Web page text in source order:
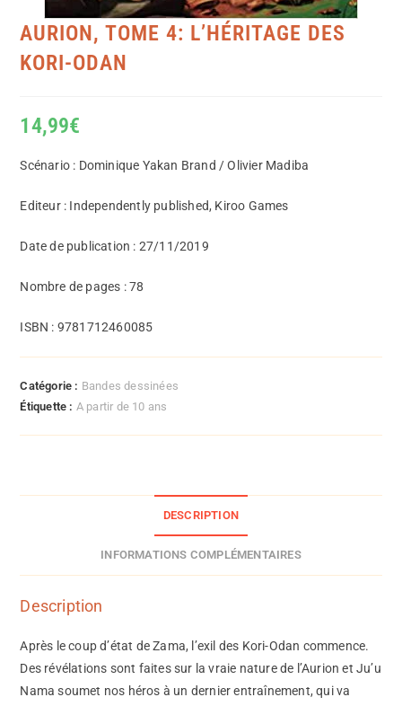
AURION, TOME 4: L’HÉRITAGE DES
KORI-ODAN
14,99€
Scénario : Dominique Yakan Brand / Olivier Madiba
Editeur : Independently published, Kiroo Games
Date de publication : 27/11/2019
Nombre de pages : 78
ISBN : 9781712460085
Catégorie : Bandes dessinées
Étiquette : A partir de 10 ans
DESCRIPTION
INFORMATIONS COMPLÉMENTAIRES
Description
Après le coup d’état de Zama, l’exil des Kori-Odan commence.
Des révélations sont faites sur la vraie nature de l’Aurion et Ju’u
Nama soumet nos héros à un dernier entraînement, qui va